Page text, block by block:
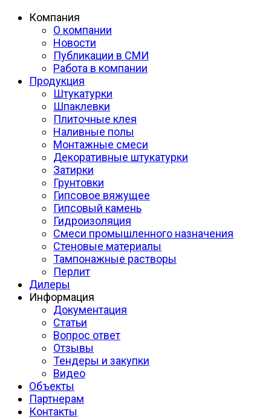
Компания
О компании
Новости
Публикации в СМИ
Работа в компании
Продукция
Штукатурки
Шпаклевки
Плиточные клея
Наливные полы
Монтажные смеси
Декоративные штукатурки
Затирки
Грунтовки
Гипсовое вяжущее
Гипсовый камень
Гидроизоляция
Смеси промышленного назначения
Стеновые материалы
Тампонажные растворы
Перлит
Дилеры
Информация
Документация
Статьи
Вопрос ответ
Отзывы
Тендеры и закупки
Видео
Объекты
Партнерам
Контакты